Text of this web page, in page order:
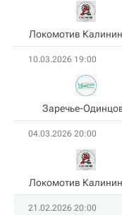
Локомотив
10.03.2026 19:00
Заречье-
04.03.2026 20:00
Локомотив
21.02.2026 20:00